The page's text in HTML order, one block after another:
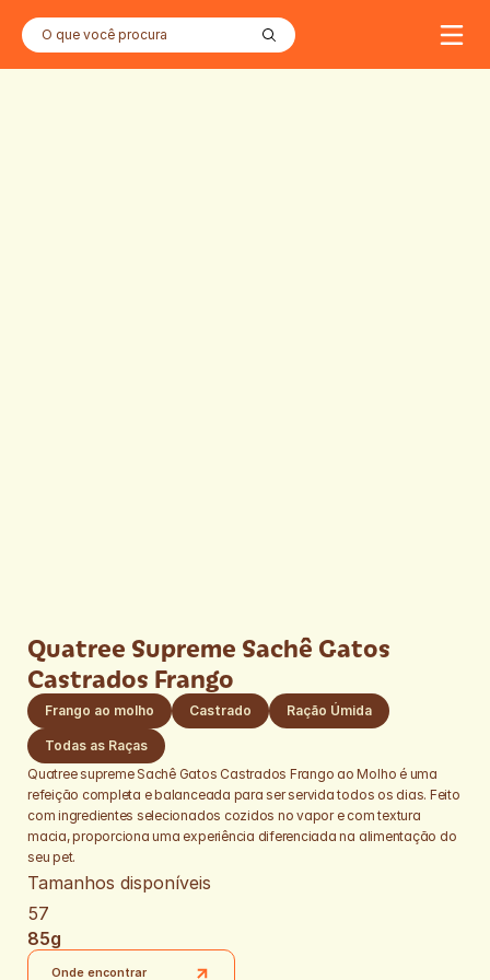
O que você procura
Quatree Supreme Sachê Gatos
Castrados Frango
Frango ao molho Castrado Ração Úmida
Quatree supreme Sachê Gatos Castrados Frango ao Molho é uma
refeição completa e balanceada para ser servida todos os dias. Feito
com ingredientes selecionados cozidos no vapor e com textura
macia, proporciona uma experiência diferenciada na alimentação do
seu pet.
Tamanhos disponíveis
57
85g
Onde encontrar